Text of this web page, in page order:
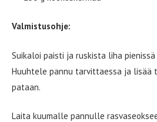
Valmistusohje:
Suikaloi paisti ja ruskista liha
Huuhtele pannu tarvittaessa ja lisää
pataan.
Laita kuumalle pannulle